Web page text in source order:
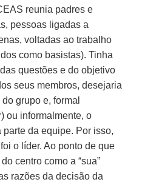
reunia padres e
pessoas ligadas a
voltadas ao trabalho
como basistas). Tinha
questões e do objetivo
seus membros, desejaria
grupo e, formal
ou informalmente, o
da equipe. Por isso,
o líder. Ao ponto de que
centro como a “sua”
razões da decisão da